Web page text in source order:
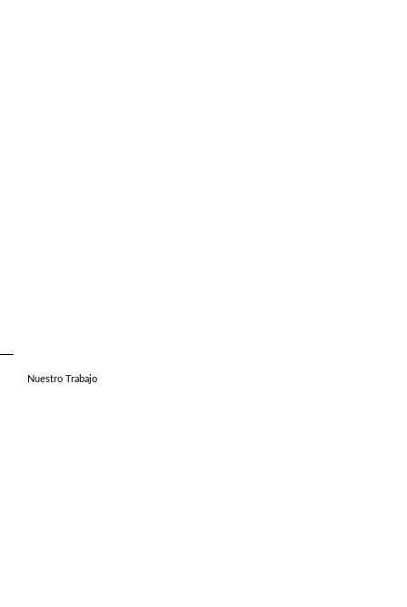
Nuestro Trabajo